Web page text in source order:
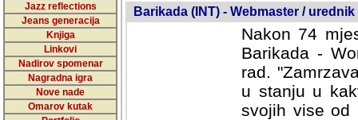
Jazz reflections
Jeans generacija
Knjiga
Linkovi
Nadirov spomenar
Nagradna igra
Nove nade
Omarov kutak
Barikada (INT) - Webmaster / urednik
Nakon 74
Barikada -
rad.
u stanju u
svojih vise od